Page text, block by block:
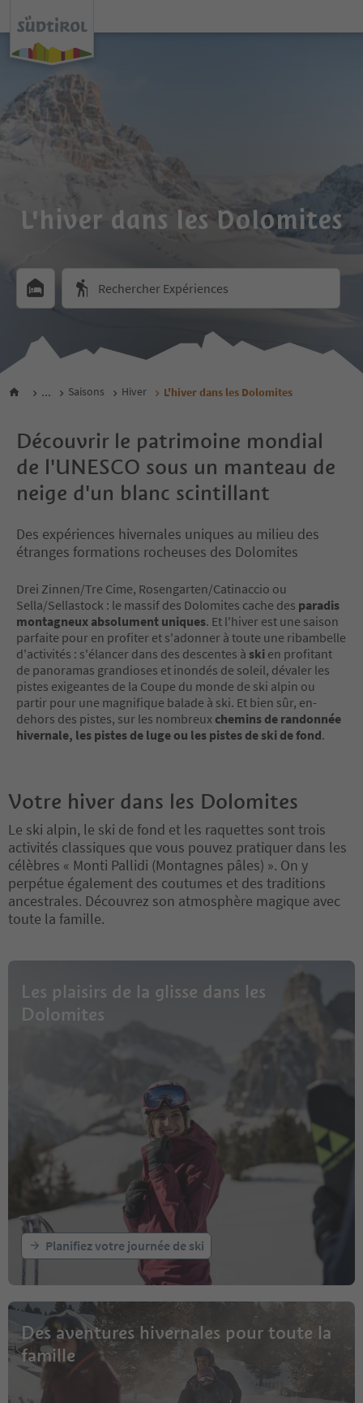
L'hiver dans les Dolomites
Rechercher Expériences
... Saisons Hiver L'hiver dans les Dolomites
Découvrir le patrimoine mondial
de l'UNESCO sous un manteau de
neige d'un blanc scintillant
Des expériences hivernales uniques au milieu des
étranges formations rocheuses des Dolomites
Drei Zinnen/Tre Cime, Rosengarten/Catinaccio ou
Sella/Sellastock : le massif des Dolomites cache des paradis
montagneux absolument uniques. Et l'hiver est une saison
parfaite pour en profiter et s'adonner à toute une ribambelle
d'activités : s'élancer dans des descentes à ski en profitant
de panoramas grandioses et inondés de soleil, dévaler les
pistes exigeantes de la Coupe du monde de ski alpin ou
partir pour une magnifique balade à ski. Et bien sûr, en-
dehors des pistes, sur les nombreuxchemins de randonnée
hivernale, les pistes de luge ou les pistes de ski de fond.
Votre hiver dans les Dolomites
Le ski alpin, le ski de fond et les raquettes sont trois
activités classiques que vous pouvez pratiquer dans les
célèbres « Monti Pallidi (Montagnes pâles) ». On y
perpétue également des coutumes et des traditions
ancestrales. Découvrez son atmosphère magique avec
toute la famille.
Les plaisirs de la glisse dans les
Dolomites
Planifiez votre journée de ski
Des aventures hivernales pour toute la
famille